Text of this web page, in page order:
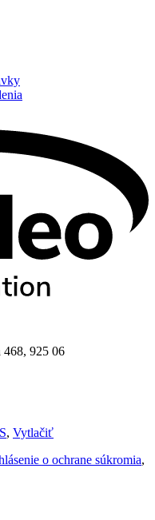
468, 925 06
, Vytlačiť
o ochrane súkromia,